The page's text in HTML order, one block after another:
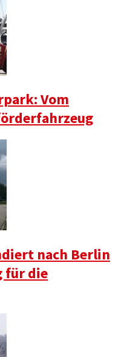
Vom
nach Berlin
für die